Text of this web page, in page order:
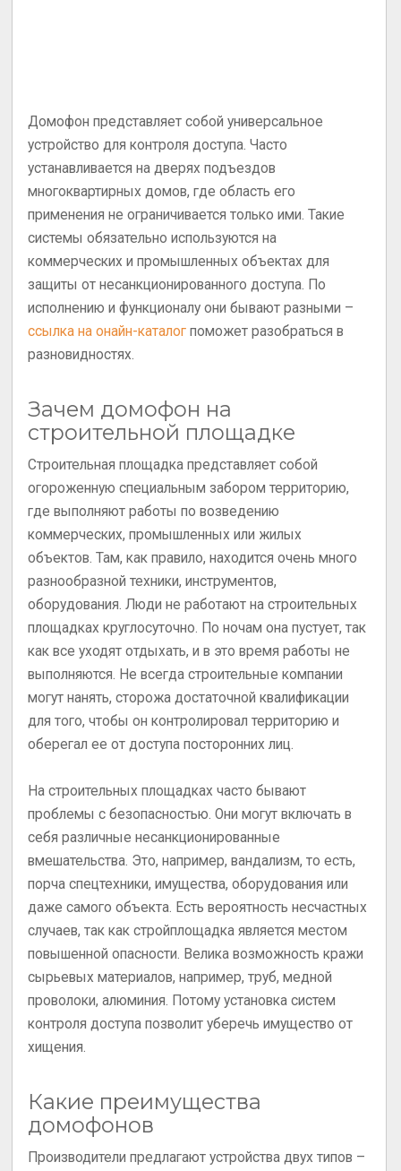
Домофон представляет собой универсальное
устройство для контроля доступа. Часто
устанавливается на дверях подъездов
многоквартирных домов, где область его
применения не ограничивается только ими. Такие
системы обязательно используются на
коммерческих и промышленных объектах для
защиты от несанкционированного доступа. По
исполнению и функционалу они бывают разными –
ссылка на онайн-каталог поможет разобраться в
разновидностях.
Зачем домофон на
строительной площадке
Строительная площадка представляет собой
огороженную специальным забором территорию,
где выполняют работы по возведению
коммерческих, промышленных или жилых
объектов. Там, как правило, находится очень много
разнообразной техники, инструментов,
оборудования. Люди не работают на строительных
площадках круглосуточно. По ночам она пустует, так
как все уходят отдыхать, и в это время работы не
выполняются. Не всегда строительные компании
могут нанять, сторожа достаточной квалификации
для того, чтобы он контролировал территорию и
оберегал ее от доступа посторонних лиц.
На строительных площадках часто бывают
проблемы с безопасностью. Они могут включать в
себя различные несанкционированные
вмешательства. Это, например, вандализм, то есть,
порча спецтехники, имущества, оборудования или
даже самого объекта. Есть вероятность несчастных
случаев, так как стройплощадка является местом
повышенной опасности. Велика возможность кражи
сырьевых материалов, например, труб, медной
проволоки, алюминия. Потому установка систем
контроля доступа позволит уберечь имущество от
хищения.
Какие преимущества
домофонов
Производители предлагают устройства двух типов –